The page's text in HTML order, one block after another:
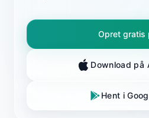
Opret gratis
Download på
Hent i